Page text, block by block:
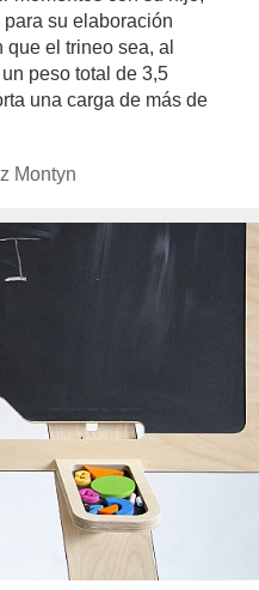
su elaboración
el trineo sea, al
peso total de 3,5
una carga de más de
author/joselina-
Montyn